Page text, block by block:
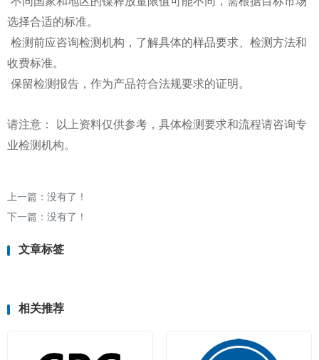
选择合适的标准。
检测前应咨询检测机构，了解具体的样品要求、检测方法和
收费标准。
保留检测报告，作为产品符合法规要求的证明。
请注意： 以上资料仅供参考，具体检测要求和流程请咨询专
业检测机构。
上一篇：没有了！
下一篇：没有了！
文章标签
相关推荐